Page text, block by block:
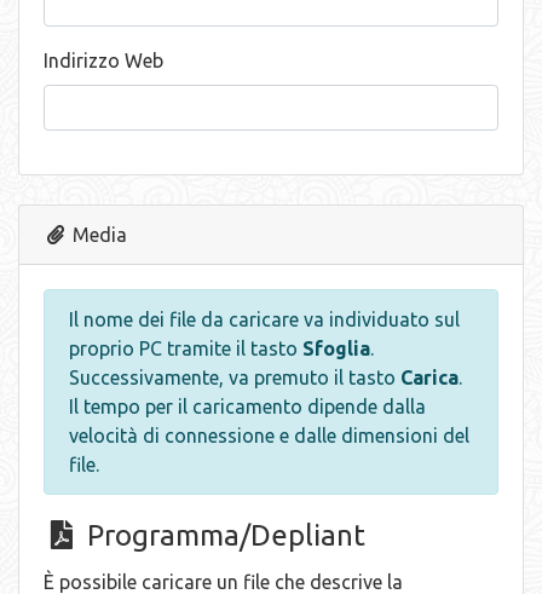
Indirizzo Web
Media
Il nome dei file da caricare va individuato sul
proprio PC tramite il tasto Sfoglia.
Successivamente, va premuto il tasto Carica.
Il tempo per il caricamento dipende dalla
velocità di connessione e dalle dimensioni del
file.
Programma/Depliant
È possibile caricare un file che descrive la